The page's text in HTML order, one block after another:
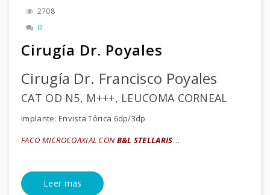
2708
0
Cirugía Dr. Poyales
Cirugía Dr. Francisco Poyales
CAT OD N5, M+++, LEUCOMA CORNEAL
Implante: Envista Tórica 6dp/3dp
FACO MICROCOAXIAL CON B&L STELLARIS…
Leer mas